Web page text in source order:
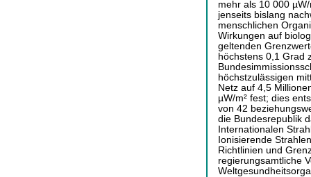
mehr als 10 000
jenseits bislang
menschlichen
Wirkungen auf
geltenden
höchstens 0,1 Grad
höchstzulässigen
Netz auf 4,5
µW/m² fest; dies
von 42
die Bundesrepublik
Internationalen
Ionisierende
Richtlinien und
regierungsamtliche